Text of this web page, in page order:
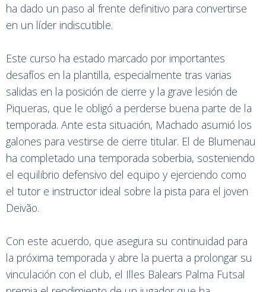
ha dado un paso al frente definitivo para convertirse
en un líder indiscutible.
Este curso ha estado marcado por importantes
desafíos en la plantilla, especialmente tras varias
salidas en la posición de cierre y la grave lesión de
Piqueras, que le obligó a perderse buena parte de la
temporada. Ante esta situación, Machado asumió los
galones para vestirse de cierre titular. El de Blumenau
ha completado una temporada soberbia, sosteniendo
el equilibrio defensivo del equipo y ejerciendo como
el tutor e instructor ideal sobre la pista para el joven
Deivão.
Con este acuerdo, que asegura su continuidad para
la próxima temporada y abre la puerta a prolongar su
vinculación con el club, el Illes Balears Palma Futsal